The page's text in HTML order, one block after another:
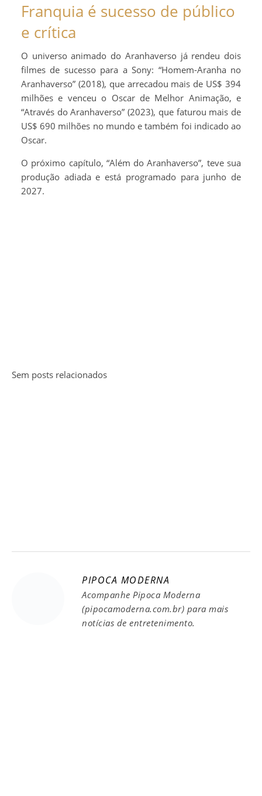
Franquia é sucesso de público
e crítica
O universo animado do Aranhaverso já rendeu dois
filmes de sucesso para a Sony: “Homem-Aranha no
Aranhaverso” (2018), que arrecadou mais de US$ 394
milhões e venceu o Oscar de Melhor Animação, e
“Através do Aranhaverso” (2023), que faturou mais de
US$ 690 milhões no mundo e também foi indicado ao
Oscar.
O próximo capítulo, “Além do Aranhaverso”, teve sua
produção adiada e está programado para junho de
2027.
Sem posts relacionados
PIPOCA MODERNA
Acompanhe Pipoca Moderna
(pipocamoderna.com.br) para mais
notícias de entretenimento.